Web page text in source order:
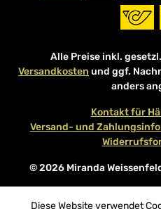
Alle Preise inkl.
Versandkosten und ggf.
anders
© 2026 Miranda
Kontakt für
Versand- und
Diese Website verwendet